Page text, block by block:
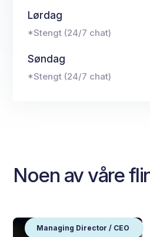
Lørdag
*Stengt (24/7 chat)
Søndag
*Stengt (24/7 chat)
Noen av våre
Managing Director / CEO